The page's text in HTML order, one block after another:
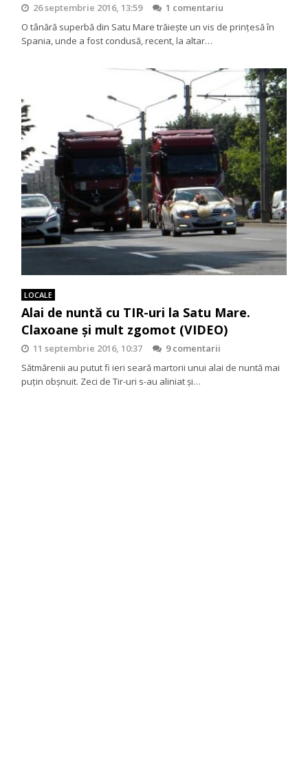
26 septembrie 2016, 13:59
1 comentariu
O tânără superbă din Satu Mare trăieşte un vis de prinţesă în
Spania, unde a fost condusă, recent, la altar…
LOCALE
Alai de nuntă cu TIR-uri la Satu Mare.
Claxoane și mult zgomot (VIDEO)
11 septembrie 2016, 10:37
9 comentarii
Sătmărenii au putut fi ieri seară martorii unui alai de nuntă mai
puțin obșnuit. Zeci de Tir-uri s-au aliniat și…